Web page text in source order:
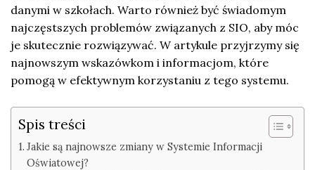
danymi w szkołach. Warto również być świadomym
najczęstszych problemów związanych z SIO, aby móc
je skutecznie rozwiązywać. W artykule przyjrzymy się
najnowszym wskazówkom i informacjom, które
pomogą w efektywnym korzystaniu z tego systemu.
Spis treści
Jakie są najnowsze zmiany w Systemie Informacji
Oświatowej?